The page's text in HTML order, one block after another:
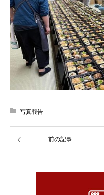
写真報告
前の記事